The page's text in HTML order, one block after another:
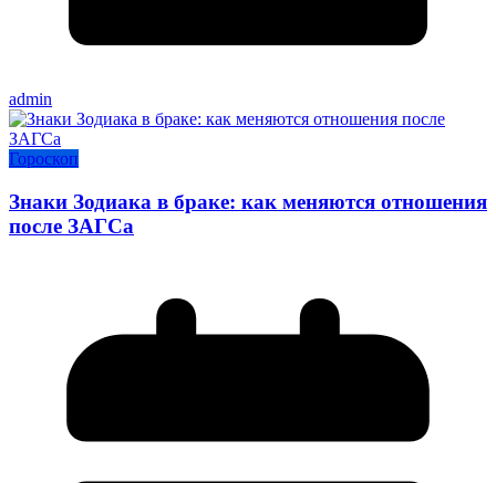
admin
Гороскоп
Знаки Зодиака в браке: как меняются отношения
после ЗАГСа